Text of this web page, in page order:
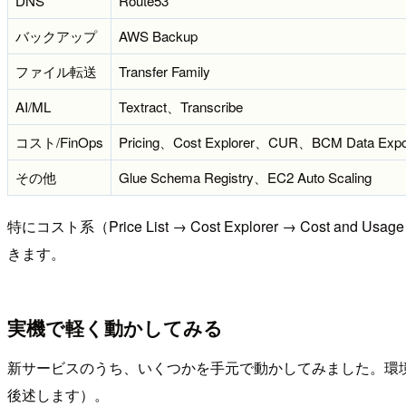
バックアップ
AWS Backup
ファイル転送
Transfer Family
AI/ML
Textract、Transcribe
コスト/FinOps
Pricing、Cost Explorer、CUR、BCM Data
その他
Glue Schema Registry、EC2 Auto Scaling
特にコスト系（Price List → Cost Explorer → Cost and
きます。
実機で軽く動かしてみる
新サービスのうち、いくつかを手元で動かしてみました。
後述します）。